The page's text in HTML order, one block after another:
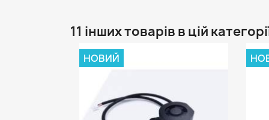
11 інших товарів в цій
НОВИЙ